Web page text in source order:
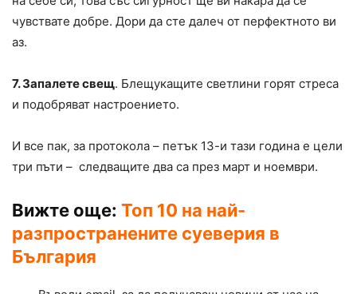
чувствате добре. Дори да сте далеч от перфектното ви
аз.
7. Запалете свещ. Блещукащите светлини горят стреса
и подобряват настроението.
И все пак, за протокола – петък 13-и тази година е цели
три пъти – следващите два са през март и ноември.
Вижте още: Топ 10 на най-
разпространените суеверия в
България